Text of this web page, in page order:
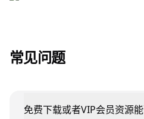
常见问题
免费下载或者VIP会员资源能